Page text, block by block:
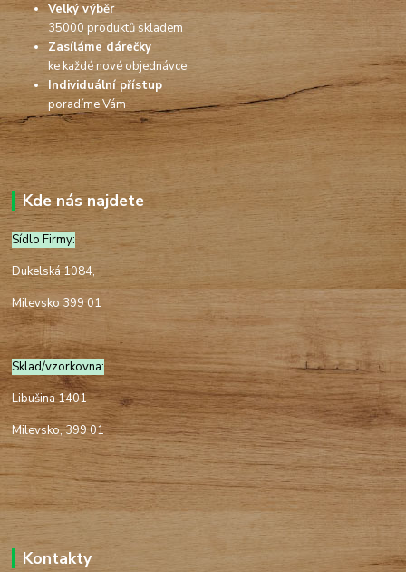
Velký výběr
35000 produktů skladem
Zasíláme dárečky
ke každé nové objednávce
Individuální přístup
poradíme Vám
Kde nás najdete
Sídlo Firmy:
Dukelská 1084,
Milevsko 399 01
Sklad/vzorkovna:
Libušina 1401
Milevsko, 399 01
Kontakty